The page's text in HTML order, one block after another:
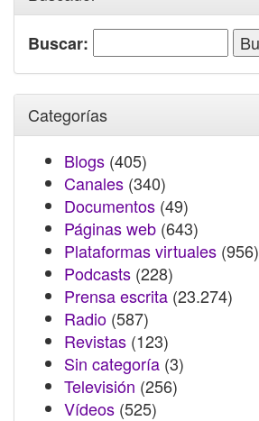
Buscar:
Categorías
Blogs (405)
Canales (340)
Documentos (49)
Páginas web (643)
Plataformas virtuales (956)
Podcasts (228)
Prensa escrita (23.274)
Radio (587)
Revistas (123)
Sin categoría (3)
Televisión (256)
Vídeos (525)